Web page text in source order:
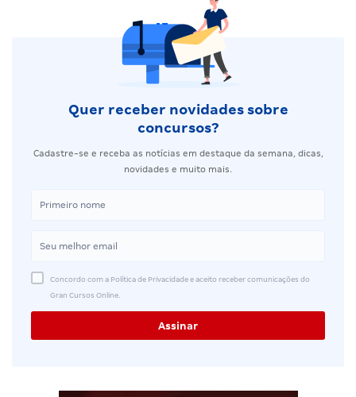
Quer receber novidades sobre
concursos?
Cadastre-se e receba as notícias em destaque da semana, dicas,
novidades e muito mais.
Concordo com a Política de Privacidade e aceito receber comunicações do
Gran Cursos Online.